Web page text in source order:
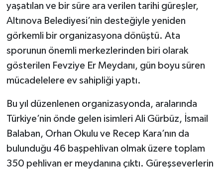
yaşatılan ve bir süre ara verilen tarihi güreşler,
Altınova Belediyesi’nin desteğiyle yeniden
görkemli bir organizasyona dönüştü. Ata
sporunun önemli merkezlerinden biri olarak
gösterilen Fevziye Er Meydanı, gün boyu süren
mücadelelere ev sahipliği yaptı.
Bu yıl düzenlenen organizasyonda, aralarında
Türkiye’nin önde gelen isimleri Ali Gürbüz, İsmail
Balaban, Orhan Okulu ve Recep Kara’nın da
bulunduğu 46 başpehlivan olmak üzere toplam
350 pehlivan er meydanına çıktı. Güreşseverlerin